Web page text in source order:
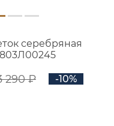
серебряная
290 ₽ -10%